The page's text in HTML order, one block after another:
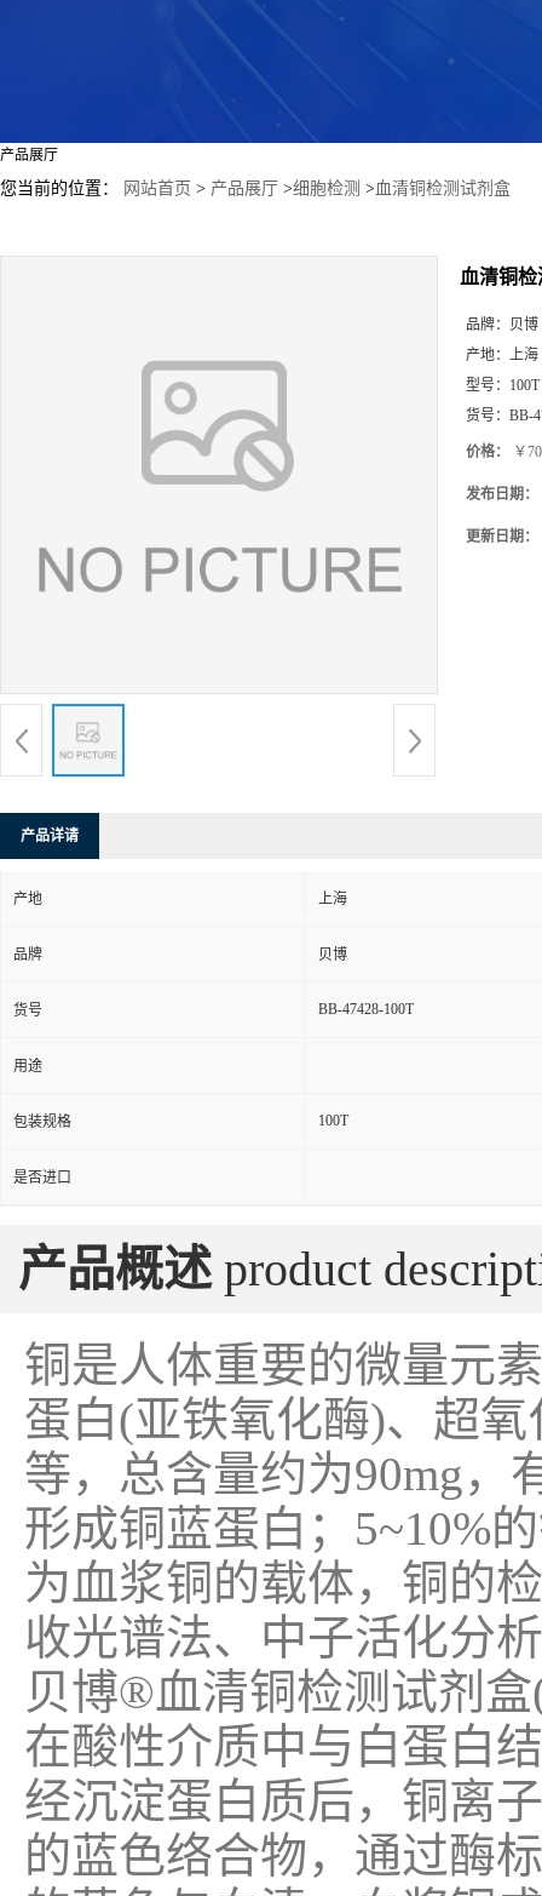
产品展厅
您当前的位置： 网站首页 > 产品展厅 >细胞检测 >血清铜检测试剂盒
血清铜
品牌： 贝博
产地： 上海
型号： 100T
货号： BB-
价格： ￥
发布日期：
更新日期：
产品详请
产地 上海
品牌 贝博
货号 BB-47428-100T
用途
包装规格 100T
是否进口
产品概述 product
铜是人体重要的微量元
蛋白(亚铁氧化酶)、超
等，总含量约为90mg，
形成铜蓝蛋白；5~10%
为血浆铜的载体，铜的
收光谱法、中子活化分
贝博®血清铜检测试剂
在酸性介质中与白蛋白
经沉淀蛋白质后，铜离
的蓝色络合物，通过酶